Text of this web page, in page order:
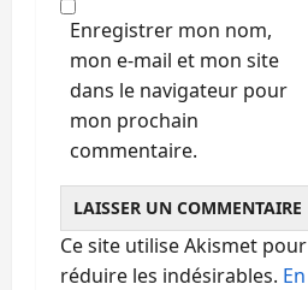
Enregistrer mon nom,
mon e-mail et mon site
dans le navigateur pour
mon prochain
commentaire.
Ce site utilise Akismet pour
réduire les indésirables. En